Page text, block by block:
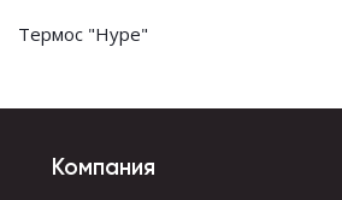
Термос "Hype"
Компания